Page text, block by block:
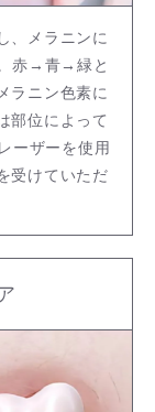
、メラニンに
赤→青→緑と
ラニン色素に
部位によって
ーザーを使用
受けていただ